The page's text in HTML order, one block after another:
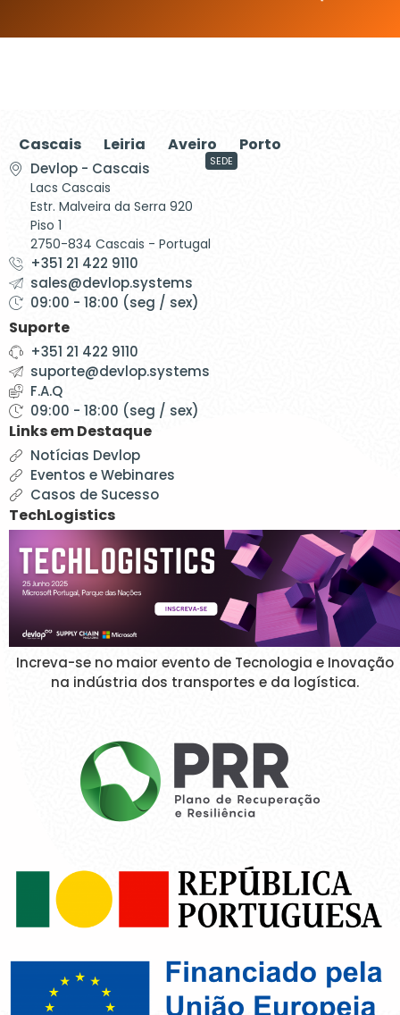
Cascais Leiria Aveiro Porto
Devlop - Cascais
Lacs Cascais
Estr. Malveira da Serra 920
Piso 1
2750-834 Cascais - Portugal
SEDE
+351 21 422 9110
sales@devlop.systems
09:00 - 18:00 (seg / sex)
Suporte
+351 21 422 9110
suporte@devlop.systems
F.A.Q
09:00 - 18:00 (seg / sex)
Links em Destaque
Notícias Devlop
Eventos e Webinares
Casos de Sucesso
TechLogistics
Increva-se no maior evento de Tecnologia e Inovação
na indústria dos transportes e da logística.